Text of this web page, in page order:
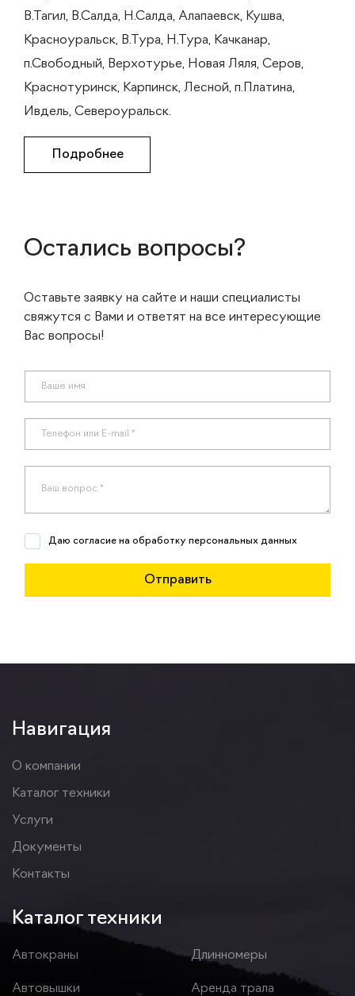
В.Тагил, В.Салда, Н.Салда, Алапаевск, Кушва,
Красноуральск, В.Тура, Н.Тура, Качканар,
п.Свободный, Верхотурье, Новая Ляля, Серов,
Краснотуринск, Карпинск, Лесной, п.Платина,
Ивдель, Североуральск.
Подробнее
Остались вопросы?
Оставьте заявку на сайте и наши специалисты
свяжутся с Вами и ответят на все интересующие
Вас вопросы!
Даю согласие на обработку персональных данных
Навигация
О компании
Каталог техники
Услуги
Документы
Контакты
Каталог техники
Автокраны
Автовышки
Длинномеры
Аренда трала